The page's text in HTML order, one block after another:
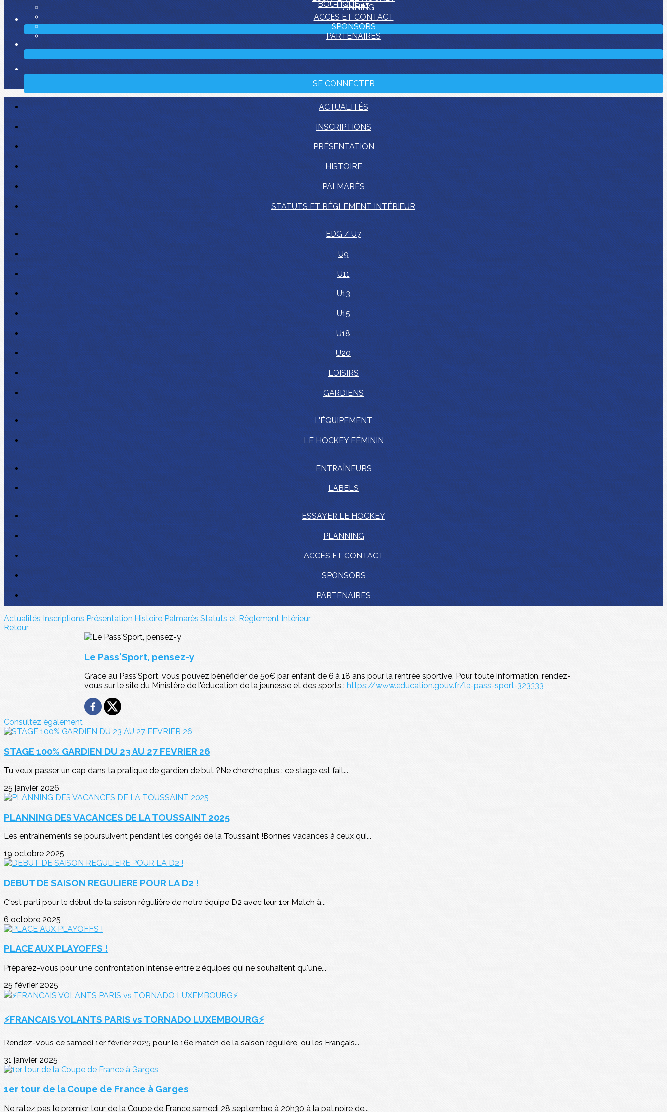
PLANNING
ACCÈS ET CONTACT
SPONSORS
PARTENAIRES
BOUTIQUE▴▾
SE CONNECTER
ACTUALITÉS
INSCRIPTIONS
PRÉSENTATION
HISTOIRE
PALMARÈS
STATUTS ET RÈGLEMENT INTÉRIEUR
EDG / U7
U9
U11
U13
U15
U18
U20
LOISIRS
GARDIENS
L'ÉQUIPEMENT
LE HOCKEY FÉMININ
ENTRAÎNEURS
LABELS
ESSAYER LE HOCKEY
PLANNING
ACCÈS ET CONTACT
SPONSORS
PARTENAIRES
Actualités Inscriptions Présentation Histoire Palmarès Statuts et Règlement Intérieur
Retour
Le Pass'Sport, pensez-y
Grace au Pass'Sport, vous pouvez bénéficier de 50€ par enfant de 6 à 18 ans pour la rentrée sportive. Pour toute information, rendez-
vous sur le site du Ministère de l'éducation de la jeunesse et des sports : https://www.education.gouv.fr/le-pass-sport-323333
Consultez également
STAGE 100% GARDIEN DU 23 AU 27 FEVRIER 26
Tu veux passer un cap dans ta pratique de gardien de but ?Ne cherche plus : ce stage est fait...
25 janvier 2026
PLANNING DES VACANCES DE LA TOUSSAINT 2025
Les entrainements se poursuivent pendant les congés de la Toussaint !Bonnes vacances à ceux qui...
19 octobre 2025
DEBUT DE SAISON REGULIERE POUR LA D2 !
C'est parti pour le début de la saison régulière de notre équipe D2 avec leur 1er Match à...
6 octobre 2025
PLACE AUX PLAYOFFS !
Préparez-vous pour une confrontation intense entre 2 équipes qui ne souhaitent qu'une...
25 février 2025
⚡FRANCAIS VOLANTS PARIS vs TORNADO LUXEMBOURG⚡
Rendez-vous ce samedi 1er février 2025 pour le 16e match de la saison régulière, où les Français...
31 janvier 2025
1er tour de la Coupe de France à Garges
Ne ratez pas le premier tour de la Coupe de France samedi 28 septembre à 20h30 à la patinoire de...